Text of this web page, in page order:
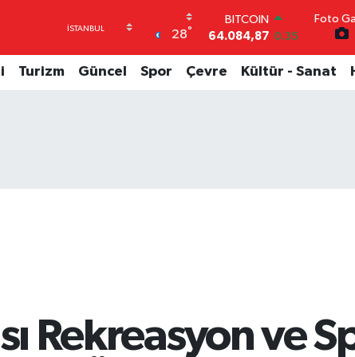
28°
DOLAR
47,5760 0.1
EURO
55,0126
0.29
Foto
Turizm Güncel Spor Çevre Kültür - Sanat
Rekreasyon ve